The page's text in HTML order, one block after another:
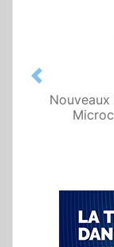
Previous